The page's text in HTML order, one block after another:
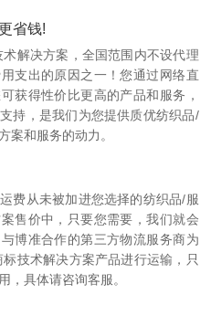
省钱!
解决方案，全国范围内不设代理
支出的原因之一！您通过网络直
获得性价比更高的产品和服务，
持，是我们为您提供质优纺织品/
案和服务的动力。
费从未被加进您选择的纺织品/服
售价中，只要您需要，我们就会
博准合作的第三方物流服务商为
技术解决方案产品进行运输，只
，具体请咨询客服。